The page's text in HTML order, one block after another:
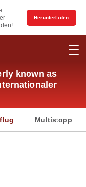
Herunterladen
known as
Multistopp